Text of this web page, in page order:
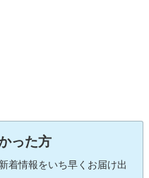
った方
着情報をいち早くお届け出